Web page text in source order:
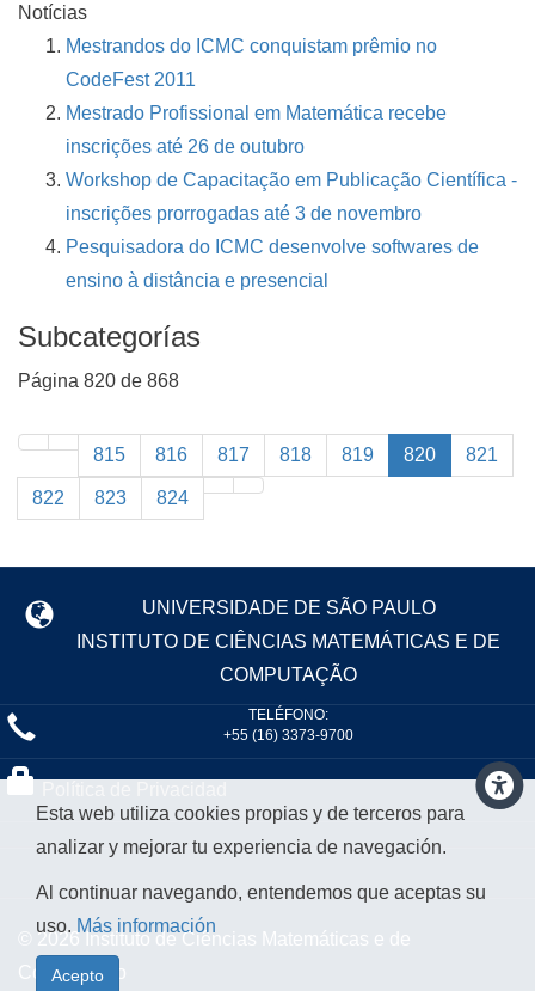
Notícias
Mestrandos do ICMC conquistam prêmio no
CodeFest 2011
Mestrado Profissional em Matemática recebe
inscrições até 26 de outubro
Workshop de Capacitação em Publicação Científica -
inscrições prorrogadas até 3 de novembro
Pesquisadora do ICMC desenvolve softwares de
ensino à distância e presencial
Subcategorías
Página 820 de 868
815 816 817 818 819 820 821
822 823 824
UNIVERSIDADE DE SÃO PAULO
INSTITUTO DE CIÊNCIAS MATEMÁTICAS E DE
COMPUTAÇÃO
TELÉFONO:
+55 (16) 3373-9700
© 2026 Instituto de Ciências Matemáticas e de
Computação
Esta web utiliza cookies propias y de terceros para
analizar y mejorar tu experiencia de navegación.
Al continuar navegando, entendemos que aceptas su
uso. Más información
Acepto